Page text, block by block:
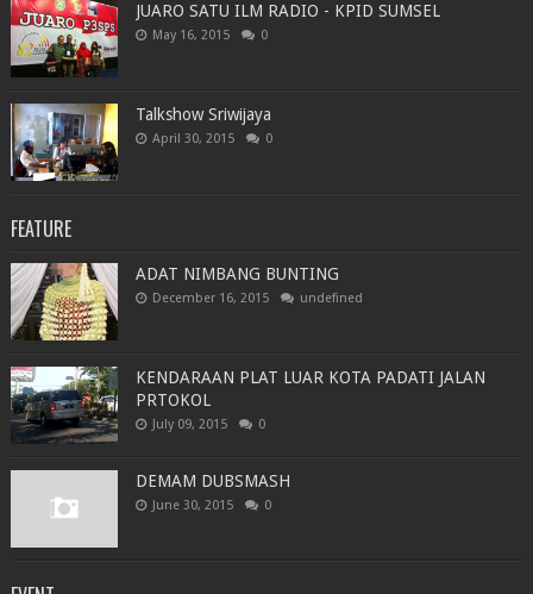
JUARO SATU ILM RADIO - KPID SUMSEL
May 16, 2015 0
Talkshow Sriwijaya
April 30, 2015 0
FEATURE
ADAT NIMBANG BUNTING
December 16, 2015 undefined
KENDARAAN PLAT LUAR KOTA PADATI JALAN
PRTOKOL
July 09, 2015 0
DEMAM DUBSMASH
June 30, 2015 0